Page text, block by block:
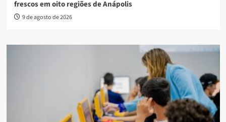
frescos em oito regiões de Anápolis
9 de agosto de 2026